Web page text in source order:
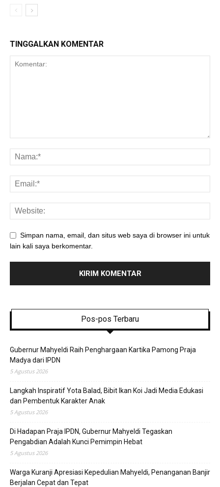
TINGGALKAN KOMENTAR
Simpan nama, email, dan situs web saya di browser ini untuk
lain kali saya berkomentar.
Pos-pos Terbaru
Gubernur Mahyeldi Raih Penghargaan Kartika Pamong Praja
Madya dari IPDN
5 Agustus 2026
Langkah Inspiratif Yota Balad, Bibit Ikan Koi Jadi Media Edukasi
dan Pembentuk Karakter Anak
5 Agustus 2026
Di Hadapan Praja IPDN, Gubernur Mahyeldi Tegaskan
Pengabdian Adalah Kunci Pemimpin Hebat
5 Agustus 2026
Warga Kuranji Apresiasi Kepedulian Mahyeldi, Penanganan Banjir
Berjalan Cepat dan Tepat